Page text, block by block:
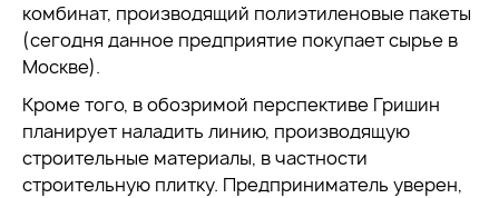
комбинат, производящий полиэтиленовые пакеты
(сегодня данное предприятие покупает сырье в
Москве).
Кроме того, в обозримой перспективе Гришин
планирует наладить линию, производящую
строительные материалы, в частности
строительную плитку. Предприниматель уверен,